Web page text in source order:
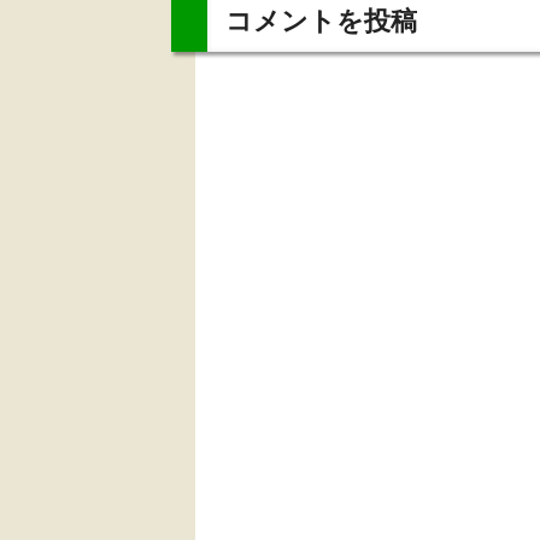
コメントを投稿